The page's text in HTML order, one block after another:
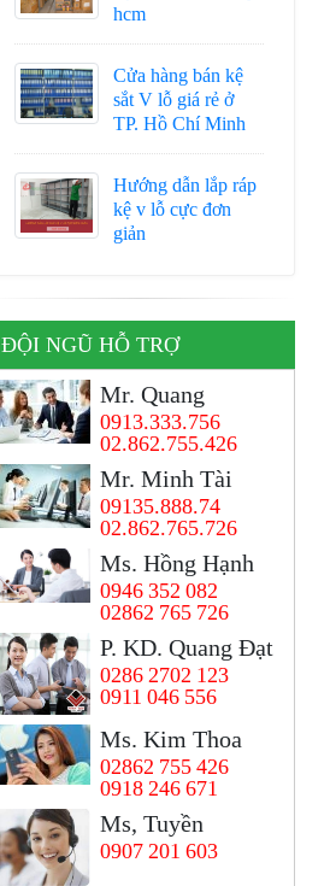
hcm
Cửa hàng bán kệ
sắt V lỗ giá rẻ ở
TP. Hồ Chí Minh
Hướng dẫn lắp ráp
kệ v lỗ cực đơn
giản
ĐỘI NGŨ HỖ TRỢ
Mr. Quang
0913.333.756
02.862.755.426
Mr. Minh Tài
09135.888.74
02.862.765.726
Ms. Hồng Hạnh
0946 352 082
02862 765 726
P. KD. Quang Đạt
0286 2702 123
0911 046 556
Ms. Kim Thoa
02862 755 426
0918 246 671
Ms, Tuyền
0907 201 603